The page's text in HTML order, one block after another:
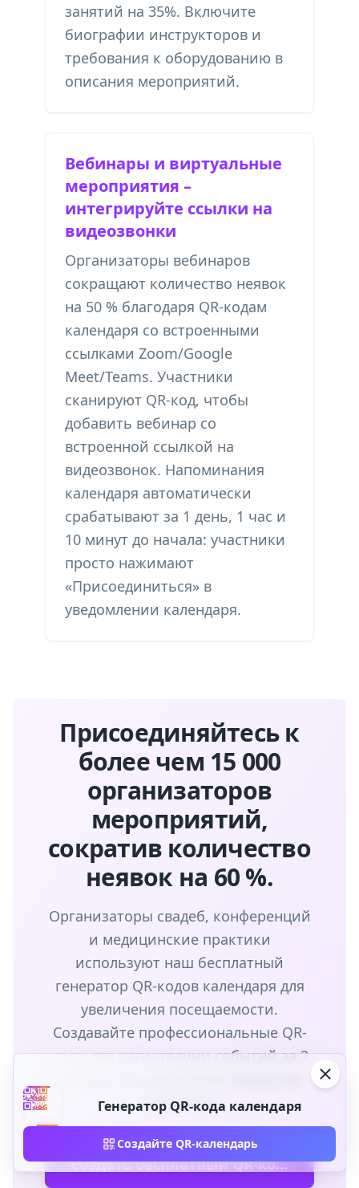
занятий на 35%. Включите
биографии инструкторов и
требования к оборудованию в
описания мероприятий.
Вебинары и виртуальные
мероприятия –
интегрируйте ссылки на
видеозвонки
Организаторы вебинаров
сокращают количество неявок
на 50 % благодаря QR-кодам
календаря со встроенными
ссылками Zoom/Google
Meet/Teams. Участники
сканируют QR-код, чтобы
добавить вебинар со
встроенной ссылкой на
видеозвонок. Напоминания
календаря автоматически
срабатывают за 1 день, 1 час и
10 минут до начала: участники
просто нажимают
«Присоединиться» в
уведомлении календаря.
Присоединяйтесь к
более чем 15 000
организаторов
мероприятий,
сократив количество
неявок на 60 %.
Организаторы свадеб, конференций
и медицинские практики
используют наш бесплатный
генератор QR-кодов календаря для
увеличения посещаемости.
Создавайте профессиональные QR-
коды для регистрации событий за 2
требуется.
Создать бесплатный QR-код календаря →
Генератор QR-кода календаря
Создайте QR-календарь